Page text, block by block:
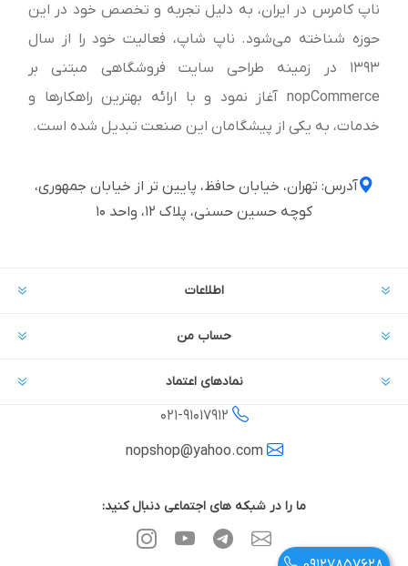
ناپ کامرس در ایران، به دلیل تجربه و تخصص خود در این
حوزه شناخته می‌شود. ناپ شاپ، فعالیت خود را از سال
1393 در زمینه طراحی سایت فروشگاهی مبتنی بر
nopCommerce آغاز نمود و با ارائه بهترین راهکارها و
خدمات، به یکی از پیشگامان این صنعت تبدیل شده است.
آدرس: تهران، خیابان حافظ، پایین تر از خیابان جمهوری،
کوچه حسین حسنی، پلاک ۱۲، واحد ۱۰
اطلاعات
حساب من
نمادهای اعتماد
021-91017912
ما را در شبکه های اجتماعی دنبال کنید: